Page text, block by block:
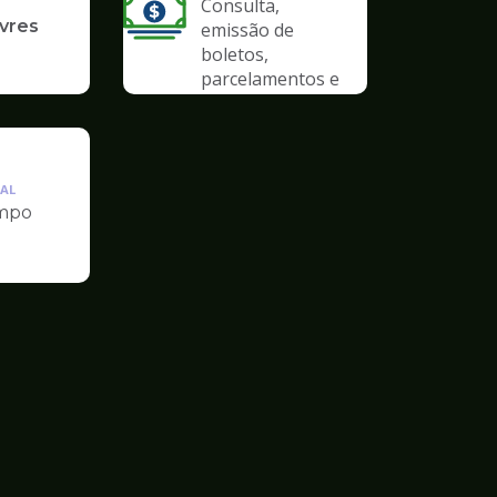
Consulta,
emissão de
boletos,
parcelamentos e